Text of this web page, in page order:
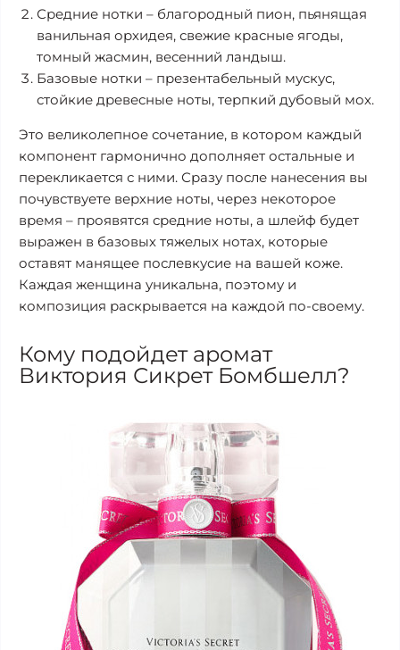
Средние нотки – благородный пион, пьянящая
ванильная орхидея, свежие красные ягоды,
томный жасмин, весенний ландыш.
Базовые нотки – презентабельный мускус,
стойкие древесные ноты, терпкий дубовый мох.
Это великолепное сочетание, в котором каждый
компонент гармонично дополняет остальные и
перекликается с ними. Сразу после нанесения вы
почувствуете верхние ноты, через некоторое
время – проявятся средние ноты, а шлейф будет
выражен в базовых тяжелых нотах, которые
оставят манящее послевкусие на вашей коже.
Каждая женщина уникальна, поэтому и
композиция раскрывается на каждой по-своему.
Кому подойдет аромат
Виктория Сикрет Бомбшелл?